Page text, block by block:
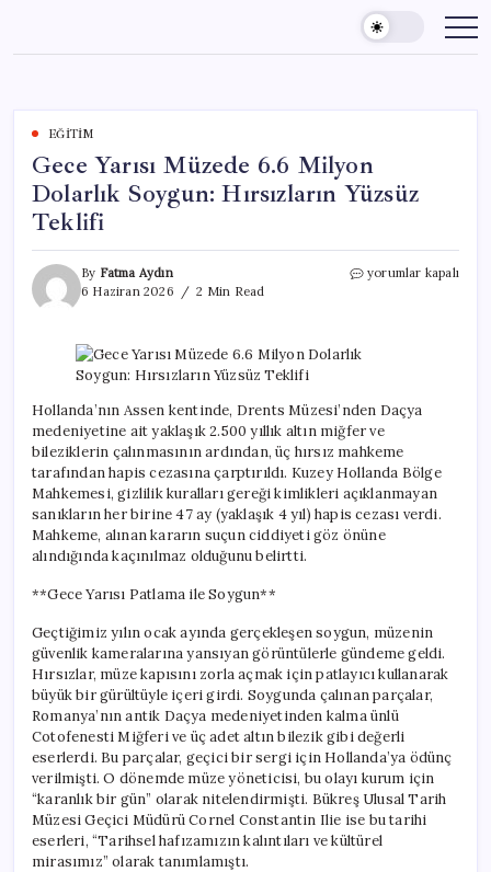
content
EĞITIM
Gece Yarısı Müzede 6.6 Milyon
Dolarlık Soygun: Hırsızların Yüzsüz
Teklifi
By Fatma Aydın
6 Haziran 2026
2 Min Read
Gece
Hırsızların
Yüzsüz
Teklifi
için
yorumlar kapalı
Hollanda’nın Assen kentinde, Drents Müzesi’nden Daçya
medeniyetine ait yaklaşık 2.500 yıllık altın miğfer ve
bileziklerin çalınmasının ardından, üç hırsız mahkeme
tarafından hapis cezasına çarptırıldı. Kuzey Hollanda Bölge
Mahkemesi, gizlilik kuralları gereği kimlikleri açıklanmayan
sanıkların her birine 47 ay (yaklaşık 4 yıl) hapis cezası verdi.
Mahkeme, alınan kararın suçun ciddiyeti göz önüne
alındığında kaçınılmaz olduğunu belirtti.
**Gece Yarısı Patlama ile Soygun**
Geçtiğimiz yılın ocak ayında gerçekleşen soygun, müzenin
güvenlik kameralarına yansıyan görüntülerle gündeme geldi.
Hırsızlar, müze kapısını zorla açmak için patlayıcı kullanarak
büyük bir gürültüyle içeri girdi. Soygunda çalınan parçalar,
Romanya’nın antik Daçya medeniyetinden kalma ünlü
Cotofenesti Miğferi ve üç adet altın bilezik gibi değerli
eserlerdi. Bu parçalar, geçici bir sergi için Hollanda’ya ödünç
verilmişti. O dönemde müze yöneticisi, bu olayı kurum için
“karanlık bir gün” olarak nitelendirmişti. Bükreş Ulusal Tarih
Müzesi Geçici Müdürü Cornel Constantin Ilie ise bu tarihi
eserleri, “Tarihsel hafızamızın kalıntıları ve kültürel
mirasımız” olarak tanımlamıştı.